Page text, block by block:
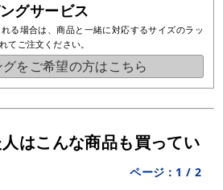
グサービス
る場合は、商品と一緒に対応するサイズのラッ
てご注文ください。
をご希望の方はこちら
ページ： 1 / 2